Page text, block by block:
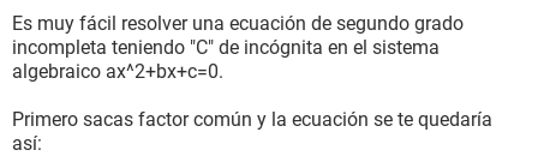
Es muy fácil resolver una ecuación de segundo grado
incompleta teniendo "C" de incógnita en el sistema
algebraico ax^2+bx+c=0.
Primero sacas factor común y la ecuación se te quedaría
así: